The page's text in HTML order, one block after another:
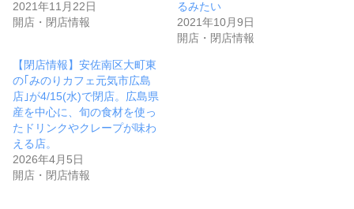
2021年11月22日
開店・閉店情報
るみたい
2021年10月9日
開店・閉店情報
【閉店情報】安佐南区大町東
の｢みのりカフェ元気市広島
店｣が4/15(水)で閉店。広島県
産を中心に、旬の食材を使っ
たドリンクやクレープが味わ
える店。
2026年4月5日
開店・閉店情報